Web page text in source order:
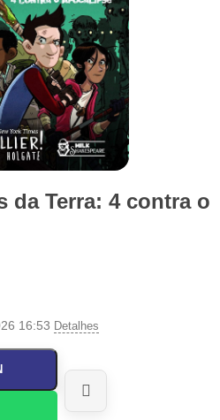
da Terra: 4 contra o
16:53 Detalhes